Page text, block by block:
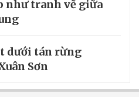
như tranh vẽ giữa
dưới tán rừng
Sơn